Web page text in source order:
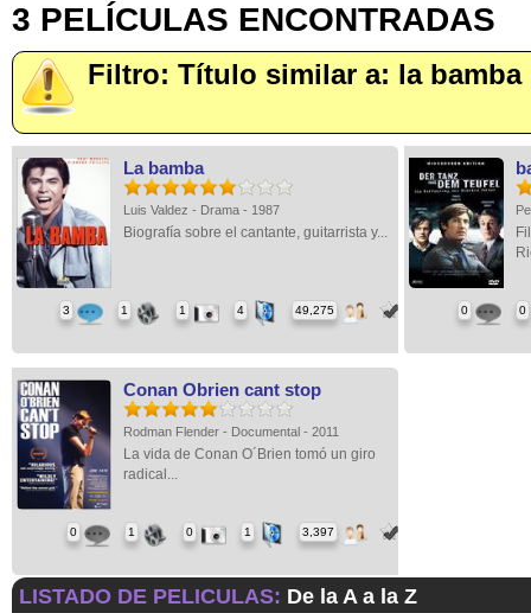
3 PELÍCULAS ENCONTRADAS
Filtro: Título similar a: la bamba
La bamba
Luis Valdez - Drama - 1987
Biografía sobre el cantante, guitarrista y...
3 1 1 4 49,275 0 0
Conan Obrien cant stop
Rodman Flender - Documental - 2011
La vida de Conan O´Brien tomó un giro
radical...
0 1 0 1 3,397
LISTADO DE PELICULAS: De la A a la Z